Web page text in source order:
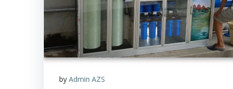
by Admin AZS